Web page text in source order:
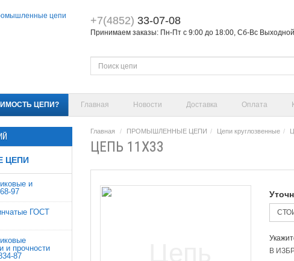
+7(4852) 33-07-08
Принимаем заказы: Пн-Пт с 9:00 до 18:00, Сб-Вс Выходной
ЦЕПИ? Главная Новости Доставка Оплата
ЦЕПИ
и
97
ГОСТ
и прочности
87
Главная ПРОМЫШЛЕННЫЕ ЦЕПИ Цепи круглозвенные
ЦЕПЬ 11Х33
В